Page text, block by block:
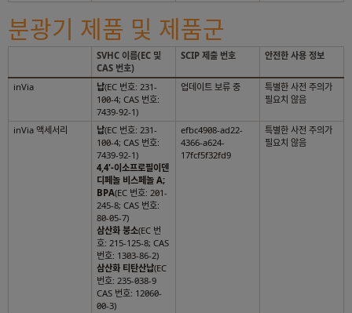
분광기 제품 및 제품군
SVHC 이름(EC 및
CAS 번호)
SCIP 제출 번호 안전한 사용 정보
inVia 납(EC 번호: 231-
100-4; CAS 번호:
7439-92-1)
업데이트 보류 중
특별한 사전 주의가
필요치 않음
inVia 액세서리 납(EC 번호: 231-
100-4; CAS 번호:
7439-92-1)
4,4'-이소프로필이덴
디페놀 비스페놀 A;
BPA(EC 번호: 201-
245-8; CAS 번호:
80-05-7)
삼산화 붕소(EC 번
호: 215-125-8; CAS
번호: 1303-86-2)
삼산화 티탄산납(EC
번호: 235-038-9
CAS 번호: 12060-
00-3)
efbc4908-ad22-
4366-a624-
17fcf5f32fd9
특별한 사전 주의가
필요치 않음